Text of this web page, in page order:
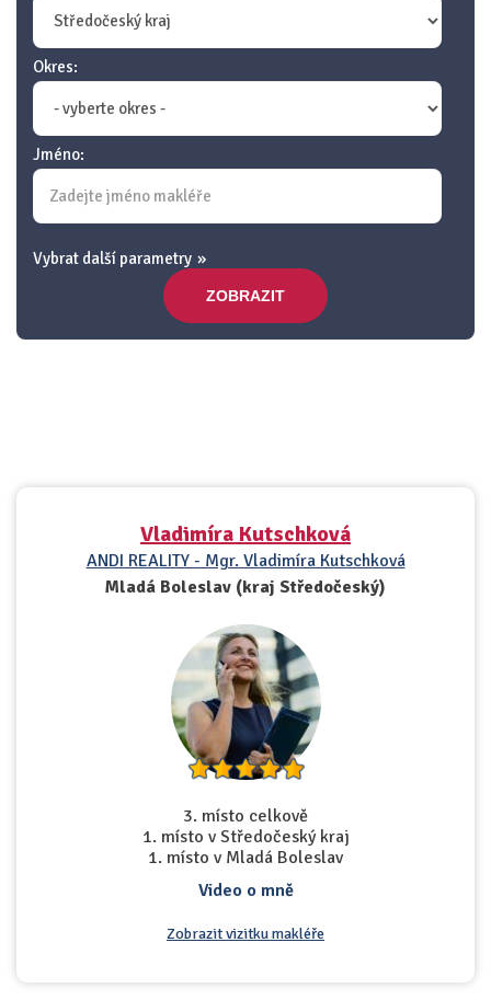
Okres:
Jméno:
Vybrat další parametry
ZOBRAZIT
Vladimíra Kutschková
ANDI REALITY - Mgr. Vladimíra Kutschková
Mladá Boleslav (kraj Středočeský)
3. místo celkově
1. místo v Středočeský kraj
1. místo v Mladá Boleslav
Video o mně
Zobrazit vizitku makléře